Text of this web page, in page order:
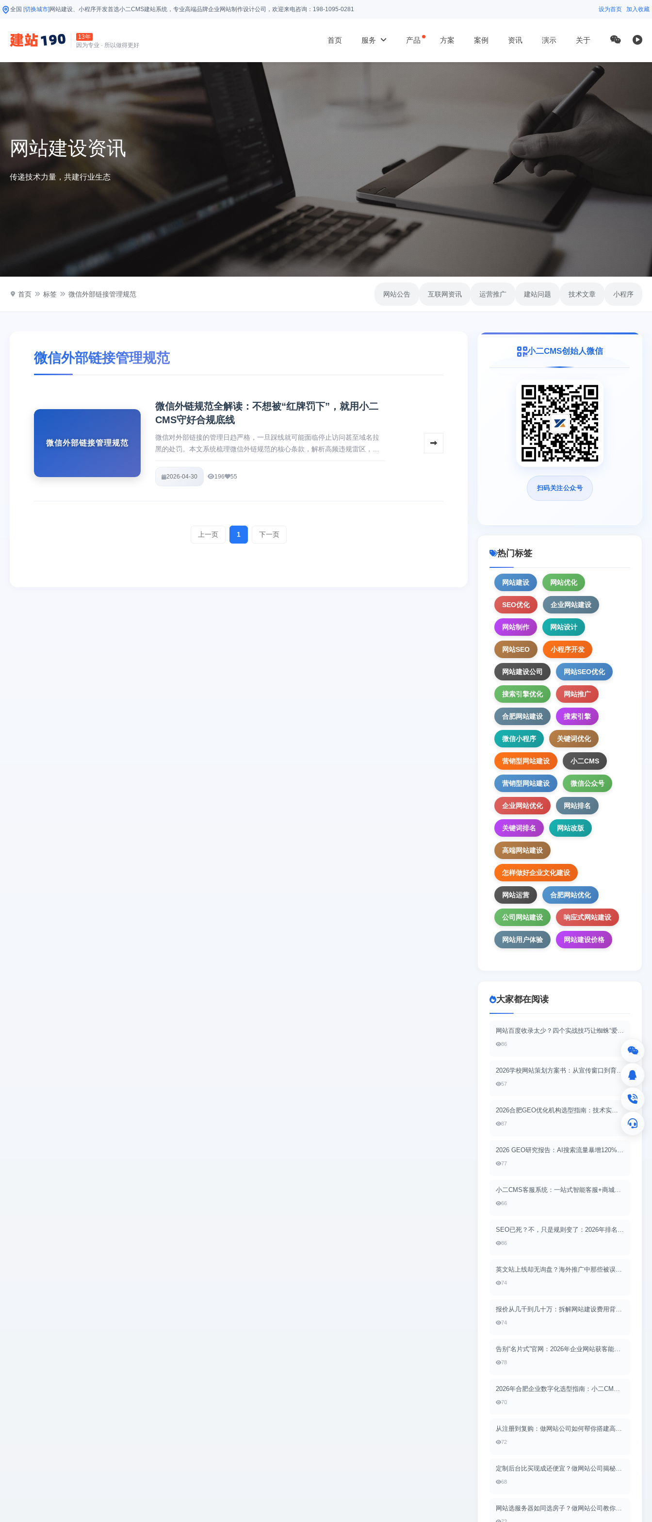
全国 [切换城市] 网站建设、小程序开发首选小二CMS建站系统，专业高端品牌企业网站制作设计公司，欢迎来电咨询： 198-1095-0281 设为首页 加入收藏
13年
因为专业 · 所以做得更好
首页 服务 产品 方案 案例 资讯 演示 关于
网站建设资讯
传递技术力量，共建行业生态
首页 标签 微信外部链接管理规范 网站公告 互联网资讯 运营推广 建站问题 技术文章 小程序
微信外部链接管理规范
微信外部链接管理规范
微信外链规范全解读：不想被“红牌罚下”，就用小二
CMS守好合规底线
微信对外部链接的管理日趋严格，一旦踩线就可能面临停止访问甚至域名拉
黑的处罚。本文系统梳理微信外链规范的核心条款，解析高频违规雷区，并
2026-04-30 196 55
上一页 1 下一页
小二CMS创始人微信
扫码关注公众号
热门标签
网站建设 网站优化
SEO优化 企业网站建设
网站制作 网站设计
网站SEO 小程序开发
网站建设公司 网站SEO优化
搜索引擎优化 网站推广
合肥网站建设 搜索引擎
微信小程序 关键词优化
营销型网站建设 小二CMS
营销型网站建设 微信公众号
企业网站优化 网站排名
关键词排名 网站改版
高端网站建设
怎样做好企业文化建设
网站运营 合肥网站优化
公司网站建设 响应式网站建设
网站用户体验 网站建设价格
大家都在阅读
网站百度收录太少？四个实战技巧让蜘蛛“爱上”你的站
86
2026学校网站策划方案书：从宣传窗口到育人平台，重构数字教育新名片
57
2026合肥GEO优化机构选型指南：技术实力与本地适配缺一不可
87
2026 GEO研究报告：AI搜索流量暴增120%，小二CMS助力品牌抢占“答案位”
77
小二CMS客服系统：一站式智能客服+商城下单，让服务与转化无缝衔接
66
SEO已死？不，只是规则变了：2026年排名算法的底层逻辑转向
86
英文站上线却无询盘？海外推广中那些被误读的SEO“常识”
74
报价从几千到几十万：拆解网站建设费用背后的真实构成
74
告别“名片式”官网：2026年企业网站获客能力升级的完整路径
78
2026年合肥企业数字化选型指南：小二CMS深度定制如何化解开发困局
70
从注册到复购：做网站公司如何帮你搭建高转化的会员体系？
72
定制后台比买现成还便宜？做网站公司揭秘后台管理系统开发的全貌
68
网站选服务器如同选房子？做网站公司教你从零选对配置